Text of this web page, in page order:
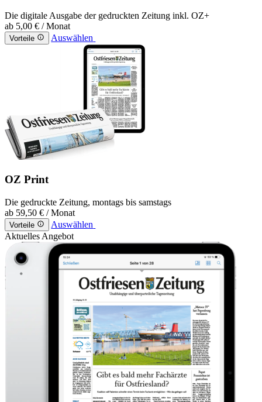
Die digitale Ausgabe der gedruckten Zeitung inkl. OZ+
ab 5,00 € / Monat
Vorteile Auswählen
OZ Print
Die gedruckte Zeitung, montags bis samstags
ab 59,50 € / Monat
Vorteile
Auswählen
Aktuelles Angebot